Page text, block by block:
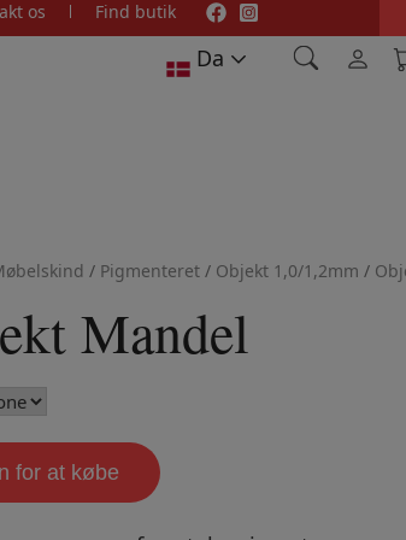
os Find butik
Da
/ Pigmenteret / Objekt 1,0/1,2mm /
Mandel
for at købe